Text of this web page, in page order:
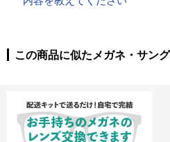
この商品に似たメガネ・サン